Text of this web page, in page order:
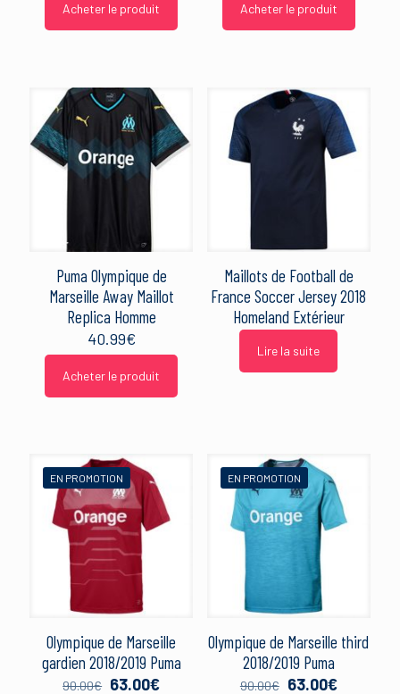
Acheter le produit Acheter le produit
Puma Olympique de
Marseille Away Maillot
Replica Homme
40.99€
Acheter le produit
Maillots de Football de
France Soccer Jersey 2018
Homeland Extérieur
Lire la suite
EN PROMOTION
Olympique de Marseille
gardien 2018/2019 Puma
90.00€ Le
63.00€Le
EN PROMOTION
Olympique de Marseille third
2018/2019 Puma
90.00€ Le
63.00€Le